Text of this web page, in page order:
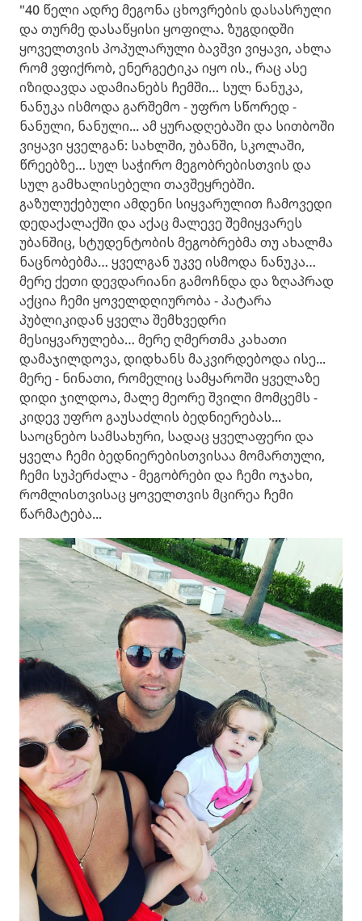
"40 წელი ადრე მეგონა ცხოვრების დასასრული
და თურმე დასაწყისი ყოფილა. ზუგდიდში
ყოველთვის პოპულარული ბავშვი ვიყავი, ახლა
რომ ვფიქრობ, ენერგეტიკა იყო ის., რაც ასე
იზიდავდა ადამიანებს ჩემში… სულ ნანუკა,
ნანუკა ისმოდა გარშემო - უფრო სწორედ -
ნანული, ნანული... ამ ყურადღებაში და სითბოში
ვიყავი ყველგან: სახლში, უბანში, სკოლაში,
წრეებზე… სულ საჭირო მეგობრებისთვის და
სულ გამხალისებელი თავშეყრებში.
გაზულუქებული ამდენი სიყვარულით ჩამოვედი
დედაქალაქში და აქაც მალევე შემიყვარეს
უბანშიც, სტუდენტობის მეგობრებმა თუ ახალმა
ნაცნობებმა… ყველგან უკვე ისმოდა ნანუკა…
მერე ქეთი დევდარიანი გამოჩნდა და ზღაპრად
აქცია ჩემი ყოველდღიურობა - პატარა
პუბლიკიდან ყველა შემხვედრი
მესიყვარულება… მერე ღმერთმა კახათი
დამაჯილდოვა, დიდხანს მაკვირდებოდა ისე...
მერე - ნინათი, რომელიც სამყაროში ყველაზე
დიდი ჯილდოა, მალე მეორე შვილი მომცემს -
კიდევ უფრო გაუსაძლის ბედნიერებას...
საოცნებო სამსახური, სადაც ყველაფერი და
ყველა ჩემი ბედნიერებისთვისაა მომართული,
ჩემი სუპერძალა - მეგობრები და ჩემი ოჯახი,
რომლისთვისაც ყოველთვის მცირეა ჩემი
წარმატება...